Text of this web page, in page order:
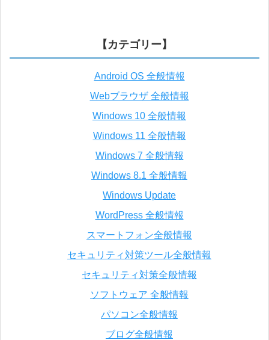
【カテゴリー】
Android OS 全般情報
Webブラウザ 全般情報
Windows 10 全般情報
Windows 11 全般情報
Windows 7 全般情報
Windows 8.1 全般情報
Windows Update
WordPress 全般情報
スマートフォン全般情報
セキュリティ対策ツール全般情報
セキュリティ対策全般情報
ソフトウェア 全般情報
パソコン全般情報
ブログ全般情報